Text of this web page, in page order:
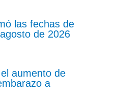
las fechas de
de 2026
aumento de
a